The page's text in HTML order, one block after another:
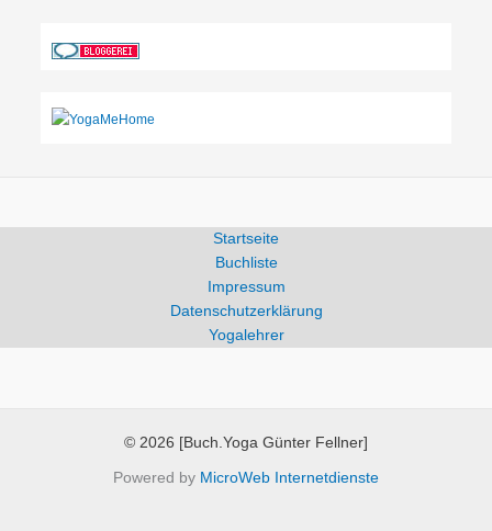
Startseite
Buchliste
Impressum
Datenschutzerklärung
Yogalehrer
© 2026 [Buch.Yoga Günter Fellner]
Powered by MicroWeb Internetdienste